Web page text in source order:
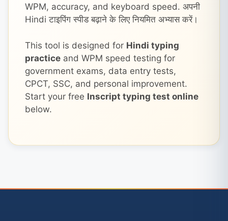
WPM, accuracy, and keyboard speed. अपनी
Hindi टाइपिंग स्पीड बढ़ाने के लिए नियमित अभ्यास करें।
This tool is designed for Hindi typing
practice and WPM speed testing for
government exams, data entry tests,
CPCT, SSC, and personal improvement.
Start your free Inscript typing test online
below.